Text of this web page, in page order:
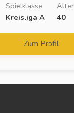
Spielklasse
Kreisliga A
Alter
40
Zum Profil